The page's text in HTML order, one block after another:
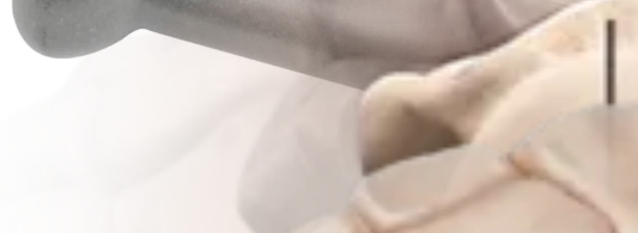
Traumatismo - Extremidades inferiores